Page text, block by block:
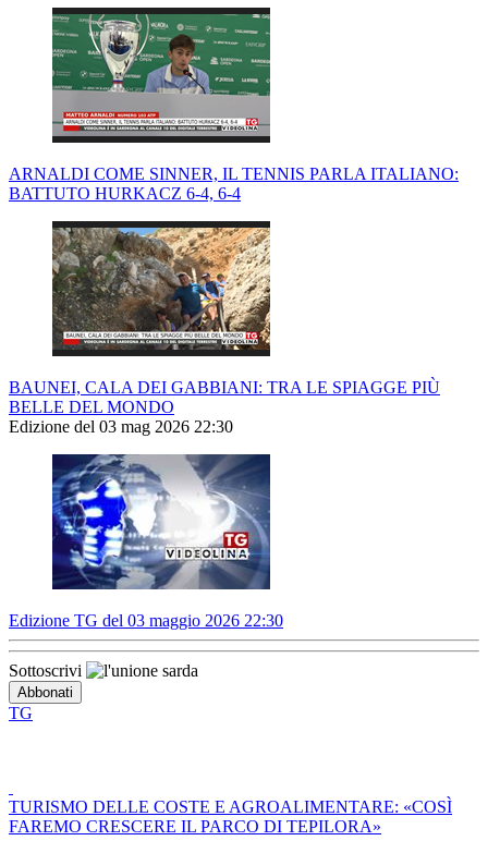
ARNALDI COME SINNER, IL TENNIS PARLA ITALIANO:
BATTUTO HURKACZ 6-4, 6-4
BAUNEI, CALA DEI GABBIANI: TRA LE SPIAGGE PIÙ
BELLE DEL MONDO
Edizione del 03 mag 2026 22:30
Edizione TG del 03 maggio 2026 22:30
Sottoscrivi
TG
TURISMO DELLE COSTE E AGROALIMENTARE: «COSÌ
FAREMO CRESCERE IL PARCO DI TEPILORA»